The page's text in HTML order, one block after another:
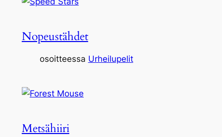
Nopeustähdet
osoitteessa Urheilupelit
Metsähiiri